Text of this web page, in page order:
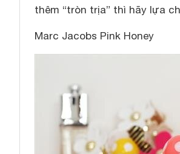
thêm “tròn trịa” thì hãy lựa
Marc Jacobs Pink Honey